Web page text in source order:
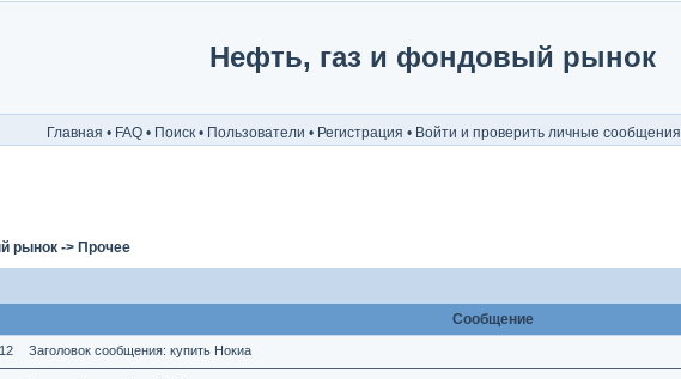
Нефть, газ и фондовый рынок
Главная • FAQ • Поиск • Пользователи • Регистрация • Войти и проверить личные сообщения
рынок -> Прочее
Сообщение
Заголовок сообщения: купить Нокиа